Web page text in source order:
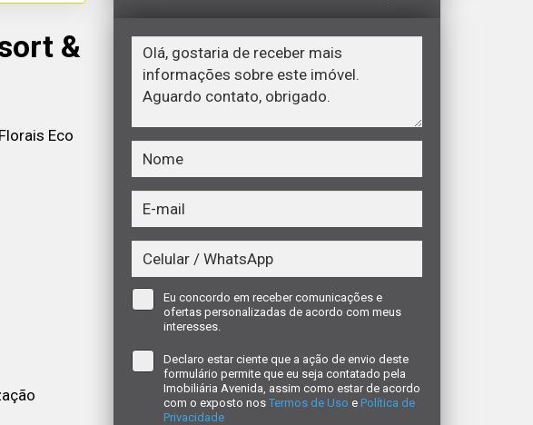
&
Eco
Eu concordo em receber comunicações e
ofertas personalizadas de acordo com meus
interesses.
Declaro estar ciente que a ação de envio deste
formulário permite que eu seja contatado pela
Imobiliária Avenida, assim como estar de acordo
com o exposto nos Termos de Uso e Política de
Privacidade